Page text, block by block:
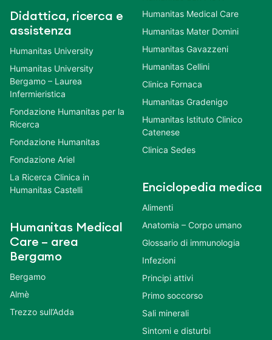
Didattica, ricerca e
assistenza
Humanitas University
Humanitas University
Bergamo – Laurea
Infermieristica
Fondazione Humanitas per la
Ricerca
Fondazione Humanitas
Fondazione Ariel
La Ricerca Clinica in
Humanitas Castelli
Humanitas Medical
Care – area
Bergamo
Bergamo
Almè
Trezzo sull’Adda
Humanitas Medical Care
Humanitas Mater Domini
Humanitas Gavazzeni
Humanitas Cellini
Clinica Fornaca
Humanitas Gradenigo
Humanitas Istituto Clinico
Catenese
Clinica Sedes
Enciclopedia medica
Alimenti
Anatomia – Corpo umano
Glossario di immunologia
Infezioni
Principi attivi
Primo soccorso
Sali minerali
Sintomi e disturbi